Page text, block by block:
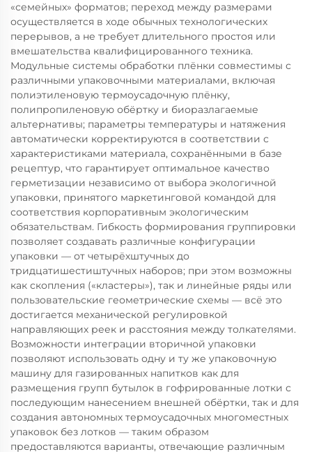
«семейных» форматов; переход между размерами
осуществляется в ходе обычных технологических
перерывов, а не требует длительного простоя или
вмешательства квалифицированного техника.
Модульные системы обработки плёнки совместимы с
различными упаковочными материалами, включая
полиэтиленовую термоусадочную плёнку,
полипропиленовую обёртку и биоразлагаемые
альтернативы; параметры температуры и натяжения
автоматически корректируются в соответствии с
характеристиками материала, сохранёнными в базе
рецептур, что гарантирует оптимальное качество
герметизации независимо от выбора экологичной
упаковки, принятого маркетинговой командой для
соответствия корпоративным экологическим
обязательствам. Гибкость формирования группировки
позволяет создавать различные конфигурации
упаковки — от четырёхштучных до
тридцатишестиштучных наборов; при этом возможны
как скопления («кластеры»), так и линейные ряды или
пользовательские геометрические схемы — всё это
достигается механической регулировкой
направляющих реек и расстояния между толкателями.
Возможности интеграции вторичной упаковки
позволяют использовать одну и ту же упаковочную
машину для газированных напитков как для
размещения групп бутылок в гофрированные лотки с
последующим нанесением внешней обёртки, так и для
создания автономных термоусадочных многоместных
упаковок без лотков — таким образом
предоставляются варианты, отвечающие различным